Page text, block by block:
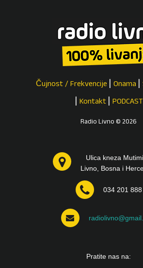
Čujnost / Frekvencije Onama
Kontakt PODCAST
Radio Livno © 2026
Ulica kneza
Livno, Bosna i
034 201 888
Pratite nas na: